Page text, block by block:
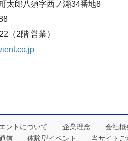
太郎八須字西ノ瀬34番地8
（2階 営業）
ントについて 企業理念 会社概
信 体験型イベント 当サイト